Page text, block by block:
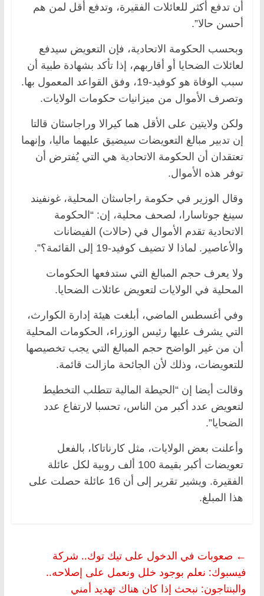
أن تدفع أكثر للعائلات الفقيرة، وتدفع أقل لمن هم
أحسن حالا”.
وبحسب الحكومة الاتحادية، فإن التعويض سيدفع
لعائلات الضحايا أو أقاربهم، إذا تأكد بشهادة طبية أن
سبب الوفاة هو كوفيد-19، وفق القواعد المعمول بها.
وتصرف الأموال من ميزانيات حكومات الولايات.
ولكن ولايتين على الأقل هما كيرالا وراجاسثان قالتا
إن تدبير مبالغ التعويضات سيضيق عليهما ماليا، وإنهما
تعتقدان أن الحكومة الاتحادية هي التي يُفترض أن
توفر هذه الأموال.
وقال الوزير في حكومة راجاسثان المحلية، غونفيند
سينغ جوتاسارا، لصحف محلية، إن: “الحكومة
الاتحادية تقدم الأموال في (حالات) الفيضانات
والأعاصير. لماذا لا تضيف كوفيد-19 إلى القائمة؟”.
ولا يعرف حجم المبالغ التي ستدفعها الحكومات
المحلية في الولايات لتعويض عائلات الضحايا.
وفي أغسطس الماضي، أبلغت هيئة إدارة الكوارث،
التي يشرف عليها رئيس الوزراء، الحكومات المحلية
أن من غير الواضح حجم المبالغ التي يجب تخصيصها
للتعويضات، وذلك لأن الجائحة مازالت قائمة.
وقالت أيضا إن “الحيطة المالية تتطلب التخطيط
لتعويض عدد أكبر من الناس، تحسبا لارتفاع عدد
الضحايا”.
وأعلنت بعض الولايات، مثل كارناتاكا، بالفعل
تعويضات أكبر بقيمة 100 ألف روبية لكل عائلة
الفقيرة. ويشير تقرير إلى أن 16 عائلة حصلت على
هذا المبلغ.
← صعوبات في الدخول على تيك توك.. شركة
فيسبوك: نعلم بوجود خلل ونعمل على إصلاحه..
والبنتاجون: نبحث إذا كان هناك تهديد أمني